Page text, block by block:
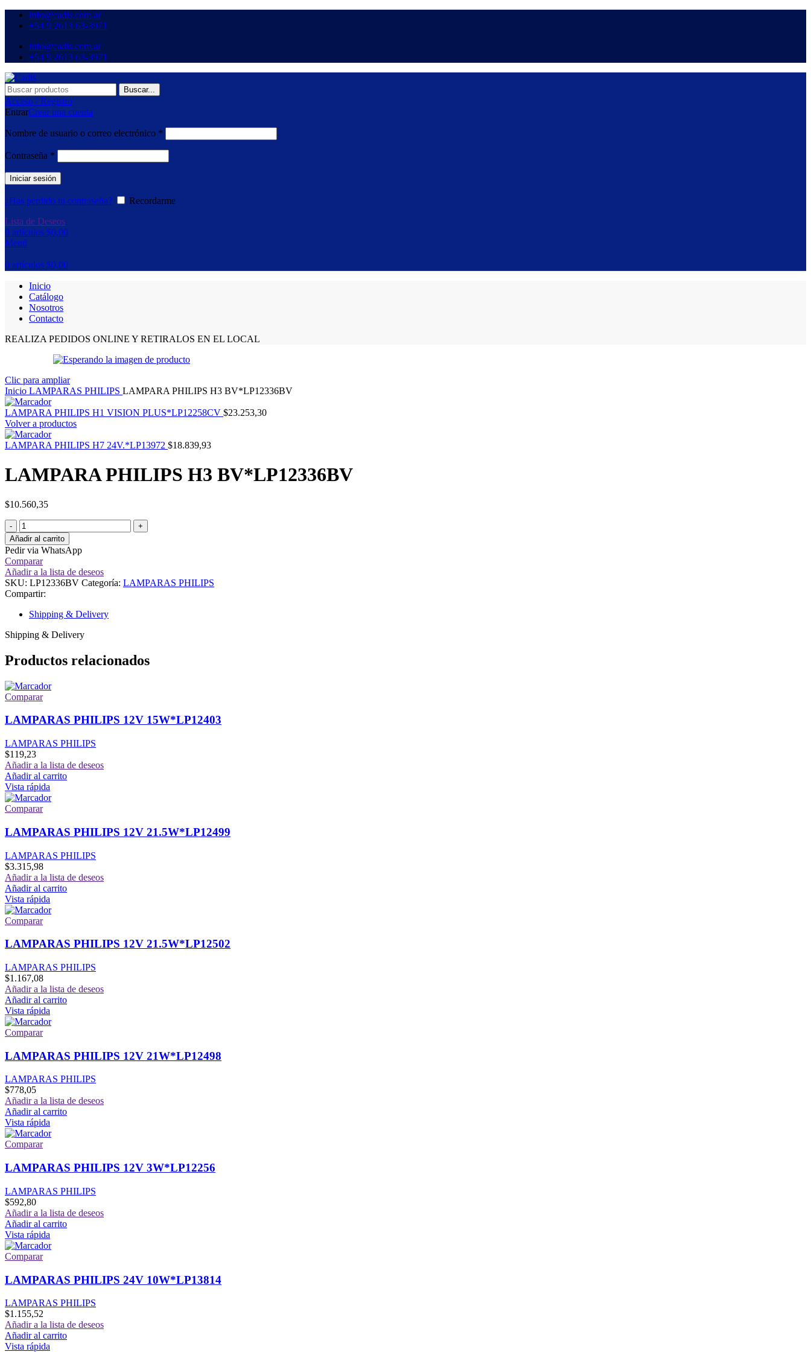
info@cadis.com.ar
‪+54 9 2613 63‑3971‬
info@cadis.com.ar
‪+54 9 2613 63‑3971‬
Buscar...
Acceso / Registro
EntrarCrear una cuenta
Nombre de usuario o correo electrónico *
Contraseña *
Iniciar sesión
¿Has perdido tu contraseña?
Recordarme
Lista de Deseos
0 artículos $0,00
Menú
0 artículos $0,00
Inicio
Catálogo
Nosotros
Contacto
REALIZA PEDIDOS ONLINE Y RETIRALOS EN EL LOCAL
Clic para ampliar
Inicio LAMPARAS PHILIPS LAMPARA PHILIPS H3 BV*LP12336BV
LAMPARA PHILIPS H1 VISION PLUS*LP12258CV $23.253,30
Volver a productos
LAMPARA PHILIPS H7 24V.*LP13972 $18.839,93
LAMPARA PHILIPS H3 BV*LP12336BV
$10.560,35
Añadir al carrito
Pedir via WhatsApp
Comparar
Añadir a la lista de deseos
SKU: LP12336BV Categoría: LAMPARAS PHILIPS
Compartir:
Shipping & Delivery
Shipping & Delivery
Productos relacionados
Comparar
LAMPARAS PHILIPS 12V 15W*LP12403
LAMPARAS PHILIPS
$119,23
Añadir a la lista de deseos
Añadir al carrito
Vista rápida
Comparar
LAMPARAS PHILIPS 12V 21.5W*LP12499
LAMPARAS PHILIPS
$3.315,98
Añadir a la lista de deseos
Añadir al carrito
Vista rápida
Comparar
LAMPARAS PHILIPS 12V 21.5W*LP12502
LAMPARAS PHILIPS
$1.167,08
Añadir a la lista de deseos
Añadir al carrito
Vista rápida
Comparar
LAMPARAS PHILIPS 12V 21W*LP12498
LAMPARAS PHILIPS
$778,05
Añadir a la lista de deseos
Añadir al carrito
Vista rápida
Comparar
LAMPARAS PHILIPS 12V 3W*LP12256
LAMPARAS PHILIPS
$592,80
Añadir a la lista de deseos
Añadir al carrito
Vista rápida
Comparar
LAMPARAS PHILIPS 24V 10W*LP13814
LAMPARAS PHILIPS
$1.155,52
Añadir a la lista de deseos
Añadir al carrito
Vista rápida